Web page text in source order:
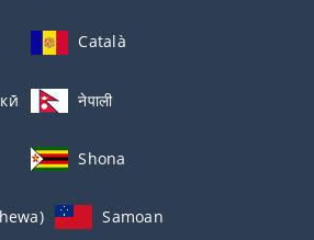
Català
नेपाली
Shona
Samoan